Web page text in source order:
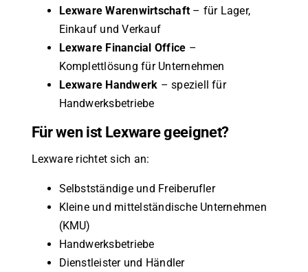
Lexware Warenwirtschaft – für Lager,
Einkauf und Verkauf
Lexware Financial Office –
Komplettlösung für Unternehmen
Lexware Handwerk – speziell für
Handwerksbetriebe
Für wen ist Lexware geeignet?
Lexware richtet sich an:
Selbstständige und Freiberufler
Kleine und mittelständische Unternehmen
(KMU)
Handwerksbetriebe
Dienstleister und Händler